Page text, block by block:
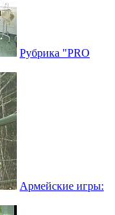
Рубрика "PRO
Армейские игры: